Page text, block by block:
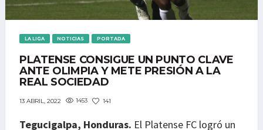
LA LIGA NOTICIAS PORTADA
PLATENSE CONSIGUE UN PUNTO CLAVE
ANTE OLIMPIA Y METE PRESIÓN A LA
REAL SOCIEDAD
13 ABRIL, 2022 1453 141
Tegucigalpa, Honduras. El Platense FC logró un